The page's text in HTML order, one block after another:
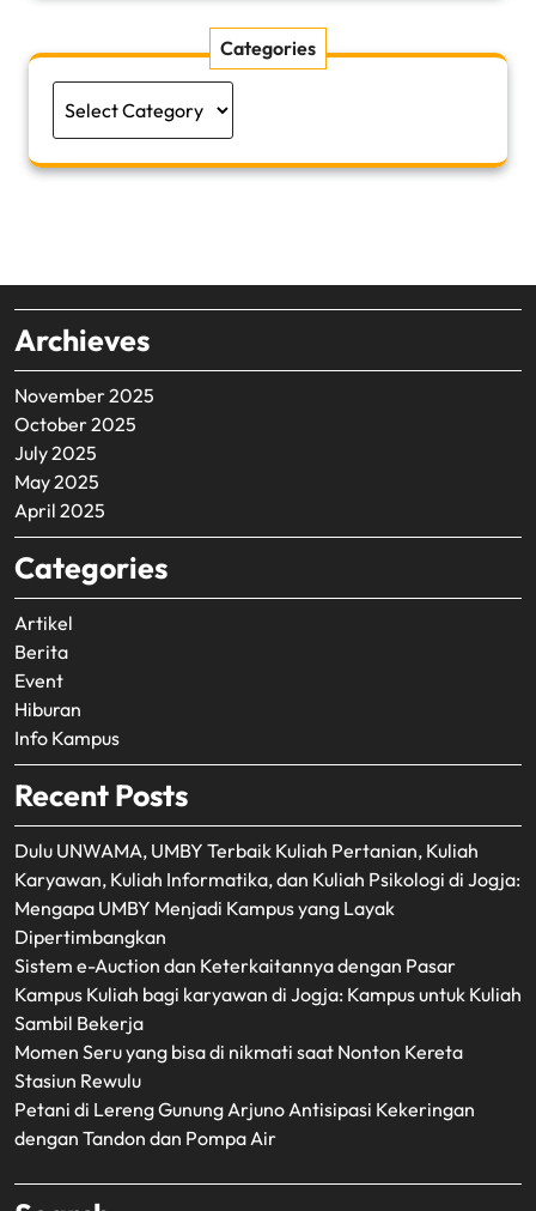
Categories
Archieves
November 2025
October 2025
July 2025
May 2025
April 2025
Categories
Artikel
Berita
Event
Hiburan
Info Kampus
Recent Posts
Dulu UNWAMA, UMBY Terbaik Kuliah Pertanian, Kuliah
Karyawan, Kuliah Informatika, dan Kuliah Psikologi di Jogja:
Mengapa UMBY Menjadi Kampus yang Layak
Dipertimbangkan
Sistem e-Auction dan Keterkaitannya dengan Pasar
Kampus Kuliah bagi karyawan di Jogja: Kampus untuk Kuliah
Sambil Bekerja
Momen Seru yang bisa di nikmati saat Nonton Kereta
Stasiun Rewulu
Petani di Lereng Gunung Arjuno Antisipasi Kekeringan
dengan Tandon dan Pompa Air